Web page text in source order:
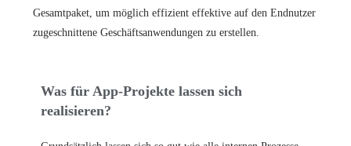
Gesamtpaket, um möglich effizient effektive auf den Endnutzer
zugeschnittene Geschäftsanwendungen zu erstellen.
Was für App-Projekte lassen sich
realisieren?